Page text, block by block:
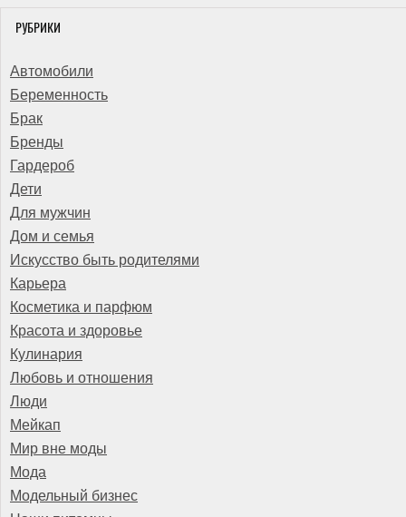
РУБРИКИ
Автомобили
Беременность
Брак
Бренды
Гардероб
Дети
Для мужчин
Дом и семья
Искусство быть родителями
Карьера
Косметика и парфюм
Красота и здоровье
Кулинария
Любовь и отношения
Люди
Мейкап
Мир вне моды
Мода
Модельный бизнес